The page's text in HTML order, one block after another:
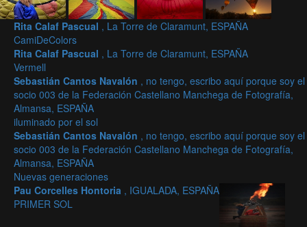
Rita Calaf Pascual , La Torre de Claramunt, ESPAÑA
CamiDeColors
Rita Calaf Pascual , La Torre de Claramunt, ESPAÑA
Vermell
Sebastián Cantos Navalón , no tengo, escribo aquí porque soy el
socio 003 de la Federación Castellano Manchega de Fotografía,
Almansa, ESPAÑA
iluminado por el sol
Sebastián Cantos Navalón , no tengo, escribo aquí porque soy el
socio 003 de la Federación Castellano Manchega de Fotografía,
Almansa, ESPAÑA
Nuevas generaciones
Pau Corcelles Hontoria , IGUALADA, ESPAÑA
PRIMER SOL